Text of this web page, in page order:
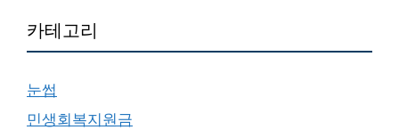
카테고리
눈썹
민생회복지원금